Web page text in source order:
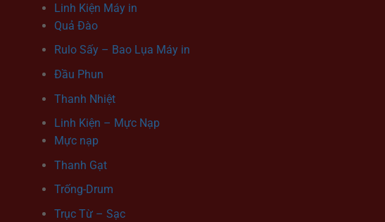
Linh Kiện Máy in
Quả Đào
Rulo Sấy – Bao Lụa Máy in
Đầu Phun
Thanh Nhiệt
Linh Kiện – Mực Nạp
Mực nạp
Thanh Gạt
Trống-Drum
Trục Từ – Sạc